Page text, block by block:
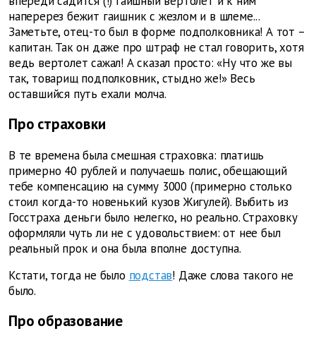
наперерез бежит гаишник с жезлом и в шлеме...
Заметьте, отец-то был в форме подполковника! А тот –
капитан. Так он даже про штраф не стал говорить, хотя
ведь вертолет сажал! А сказал просто: «Ну что же вы
так, товарищ подполковник, стыдно же!» Весь
оставшийся путь ехали молча.
Про страховки
В те времена была смешная страховка: платишь
примерно 40 рублей и получаешь полис, обещающий
тебе компенсацию на сумму 3000 (примерно столько
стоил когда-то новенький кузов Жигулей). Выбить из
Госстраха деньги было нелегко, но реально. Страховку
оформляли чуть ли не с удовольствием: от нее был
реальный прок и она была вполне доступна.
Кстати, тогда не было подстав! Даже слова такого не
было.
Про образование